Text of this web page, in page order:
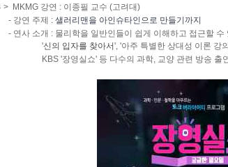
> MKMG 강연 : 이종필 교수 (고려대)
주제 : 샐러리맨을 아인슈타인으로 만들기까지
소개 : 물리학을 일반인들이 쉽게 이해하고 접근할 수
신의 입자를 찾아서', '아주 특별한 상대성 이론 강
'장영실쇼' 등 다수의 과학, 교양 관련 방송 출